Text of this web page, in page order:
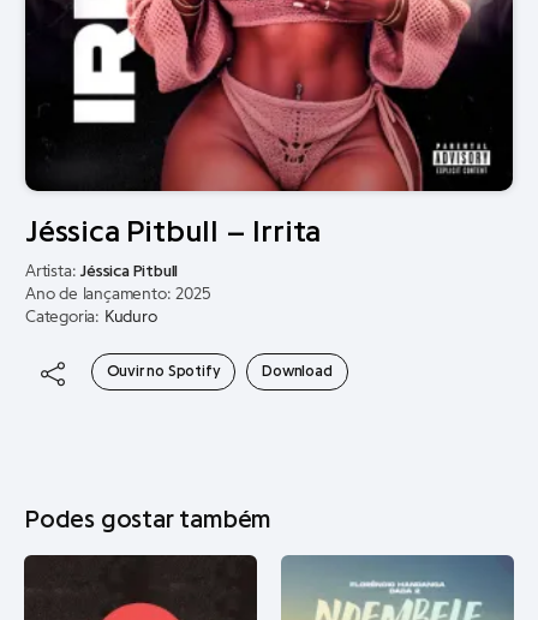
Jéssica Pitbull – Irrita
Artista:Jéssica Pitbull
Ano de lançamento: 2025
Categoria: Kuduro
Ouvir no Spotify Download
Podes gostar também